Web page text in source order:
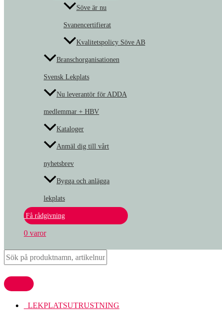
Söve är nu
Svanencertifierat
Kvalitetspolicy Söve AB
Branschorganisationen
Svensk Lekplats
Nu leverantör för ADDA
medlemmar + HBV
Kataloger
Anmäl dig till vårt
nyhetsbrev
Bygga och anlägga
lekplats
Få rådgivning
0 varor
LEKPLATSUTRUSTNING